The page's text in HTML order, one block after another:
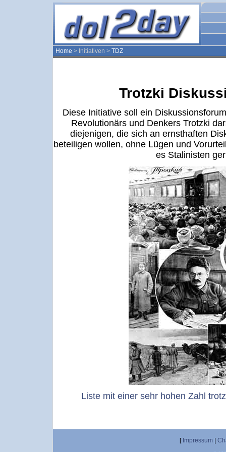
Home > Initiativen > TDZ
Trotzki
Diese Initiative soll ein
Revolutionärs und Denkers Trotzki
diejenigen, die sich an ernsthaften
beteiligen wollen, ohne Lügen und
es Stalinisten
Liste mit einer sehr hohen Zahl
[ Impressum